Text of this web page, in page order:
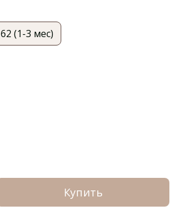
62 (1-3 мес)
Купить